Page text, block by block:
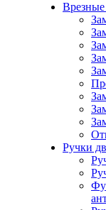
Врезные
Ручки